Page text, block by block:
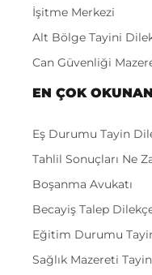
İşitme Merkezi
Alt Bölge Tayini
Can Güvenliği
EN ÇOK
Eş Durumu Tayin
Tahlil Sonuçları Ne
Boşanma Avukatı
Becayiş Talep
Eğitim Durumu
Sağlık Mazereti